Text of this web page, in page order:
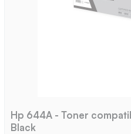
Hp 644A - Toner
Black